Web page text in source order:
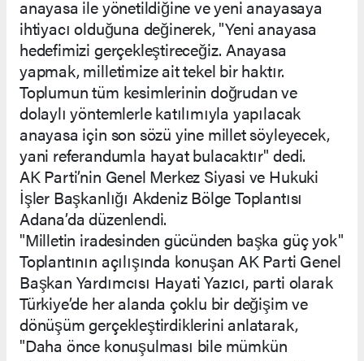
anayasa ile yönetildiğine ve yeni anayasaya
ihtiyacı olduğuna değinerek, "Yeni anayasa
hedefimizi gerçekleştireceğiz. Anayasa
yapmak, milletimize ait tekel bir haktır.
Toplumun tüm kesimlerinin doğrudan ve
dolaylı yöntemlerle katılımıyla yapılacak
anayasa için son sözü yine millet söyleyecek,
yani referandumla hayat bulacaktır" dedi.
AK Parti’nin Genel Merkez Siyasi ve Hukuki
İşler Başkanlığı Akdeniz Bölge Toplantısı
Adana’da düzenlendi.
"Milletin iradesinden gücünden başka güç yok"
Toplantının açılışında konuşan AK Parti Genel
Başkan Yardımcısı Hayati Yazıcı, parti olarak
Türkiye’de her alanda çoklu bir değişim ve
dönüşüm gerçekleştirdiklerini anlatarak,
"Daha önce konuşulması bile mümkün